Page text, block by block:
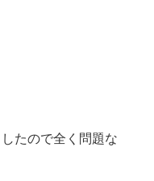
たので全く問題な